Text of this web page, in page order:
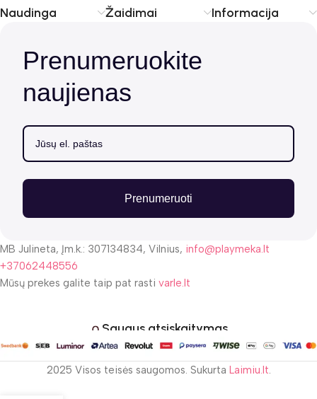
Naudinga Žaidimai Informacija
Prenumeruokite
naujienas
Prenumeruoti
MB Julineta, Įm.k.: 307134834, Vilnius, info@playmeka.lt
+37062448556
Mūsų prekes galite taip pat rasti varle.lt
Saugus atsiskaitymas
2025 Visos teisės saugomos. Sukurta Laimiu.lt.